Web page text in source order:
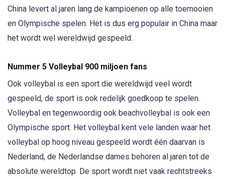
China levert al jaren lang de kampioenen op alle toernooien
en Olympische spelen. Het is dus erg populair in China maar
het wordt wel wereldwijd gespeeld.
Nummer 5 Volleybal 900 miljoen fans
Ook volleybal is een sport die wereldwijd veel wordt
gespeeld, de sport is ook redelijk goedkoop te spelen.
Volleybal en tegenwoordig ook beachvolleybal is ook een
Olympische sport. Het volleybal kent vele landen waar het
volleybal op hoog niveau gespeeld wordt één daarvan is
Nederland, de Nederlandse dames behoren al jaren tot de
absolute wereldtop. De sport wordt niet vaak rechtstreeks